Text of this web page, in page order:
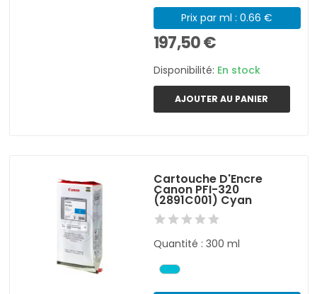
Prix par ml : 0.66 €
197,50 €
Disponibilité: En stock
AJOUTER AU PANIER
Cartouche D'Encre
Canon PFI-320
(2891C001) Cyan
Quantité : 300 ml